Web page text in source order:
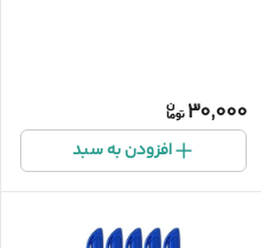
30,000
افزودن به سبد